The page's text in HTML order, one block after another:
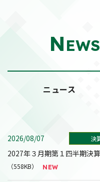
N
ニュース
2026/08/07 決
2027年３月期第１四半期決
（558KB）